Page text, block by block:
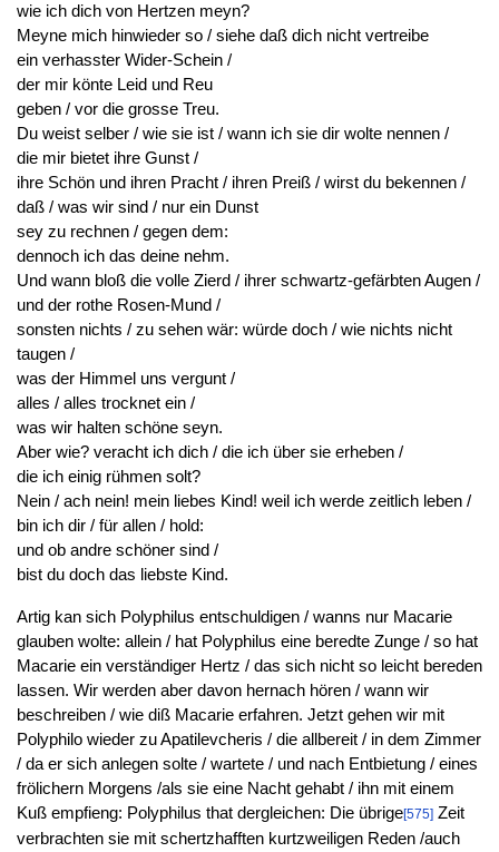
wie ich dich von Hertzen meyn?
Meyne mich hinwieder so / siehe daß dich nicht vertreibe
ein verhasster Wider-Schein /
der mir könte Leid und Reu
geben / vor die grosse Treu.
Du weist selber / wie sie ist / wann ich sie dir wolte nennen /
die mir bietet ihre Gunst /
ihre Schön und ihren Pracht / ihren Preiß / wirst du bekennen /
daß / was wir sind / nur ein Dunst
sey zu rechnen / gegen dem:
dennoch ich das deine nehm.
Und wann bloß die volle Zierd / ihrer schwartz-gefärbten Augen /
und der rothe Rosen-Mund /
sonsten nichts / zu sehen wär: würde doch / wie nichts nicht
taugen /
was der Himmel uns vergunt /
alles / alles trocknet ein /
was wir halten schöne seyn.
Aber wie? veracht ich dich / die ich über sie erheben /
die ich einig rühmen solt?
Nein / ach nein! mein liebes Kind! weil ich werde zeitlich leben /
bin ich dir / für allen / hold:
und ob andre schöner sind /
bist du doch das liebste Kind.
Artig kan sich Polyphilus entschuldigen / wanns nur Macarie
glauben wolte: allein / hat Polyphilus eine beredte Zunge / so hat
Macarie ein verständiger Hertz / das sich nicht so leicht bereden
lassen. Wir werden aber davon hernach hören / wann wir
beschreiben / wie diß Macarie erfahren. Jetzt gehen wir mit
Polyphilo wieder zu Apatilevcheris / die allbereit / in dem Zimmer
/ da er sich anlegen solte / wartete / und nach Entbietung / eines
frölichern Morgens /als sie eine Nacht gehabt / ihn mit einem
Kuß empfieng: Polyphilus that dergleichen: Die übrige[575]Zeit
verbrachten sie mit schertzhafften kurtzweiligen Reden /auch